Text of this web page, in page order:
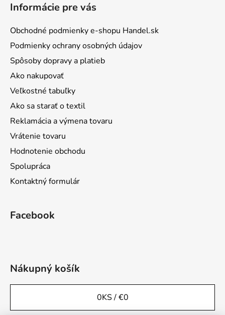
Informácie pre vás
Obchodné podmienky e-shopu Handel.sk
Podmienky ochrany osobných údajov
Spôsoby dopravy a platieb
Ako nakupovať
Veľkostné tabuľky
Ako sa starať o textil
Reklamácia a výmena tovaru
Vrátenie tovaru
Hodnotenie obchodu
Spolupráca
Kontaktný formulár
Facebook
Nákupný košík
0KS /€0